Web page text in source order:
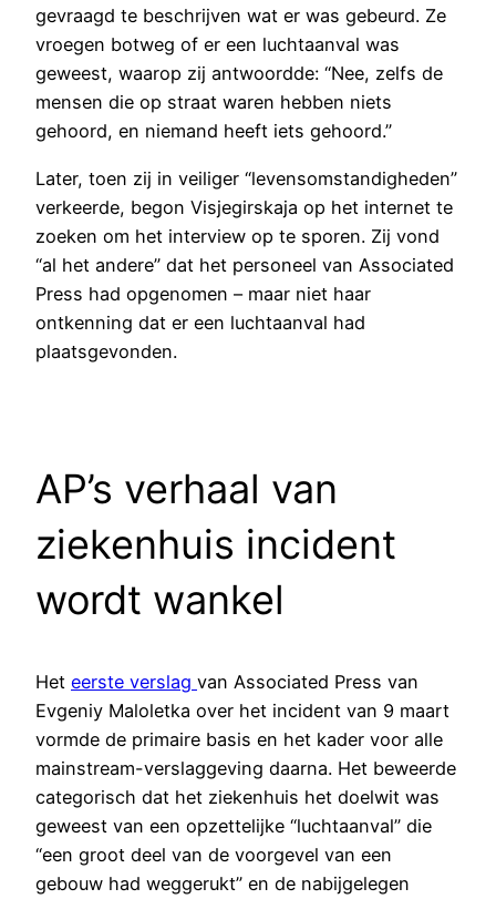
gevraagd te beschrijven wat er was gebeurd. Ze
vroegen botweg of er een luchtaanval was
geweest, waarop zij antwoordde: “Nee, zelfs de
mensen die op straat waren hebben niets
gehoord, en niemand heeft iets gehoord.”
Later, toen zij in veiliger “levensomstandigheden”
verkeerde, begon Visjegirskaja op het internet te
zoeken om het interview op te sporen. Zij vond
“al het andere” dat het personeel van Associated
Press had opgenomen – maar niet haar
ontkenning dat er een luchtaanval had
plaatsgevonden.
AP’s verhaal van
ziekenhuis incident
wordt wankel
Het eerste verslag van Associated Press van
Evgeniy Maloletka over het incident van 9 maart
vormde de primaire basis en het kader voor alle
mainstream-verslaggeving daarna. Het beweerde
categorisch dat het ziekenhuis het doelwit was
geweest van een opzettelijke “luchtaanval” die
“een groot deel van de voorgevel van een
gebouw had weggerukt” en de nabijgelegen